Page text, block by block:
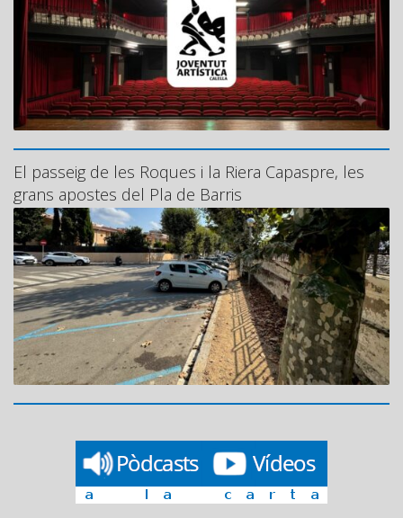
El passeig de les Roques i la Riera Capaspre, les
grans apostes del Pla de Barris